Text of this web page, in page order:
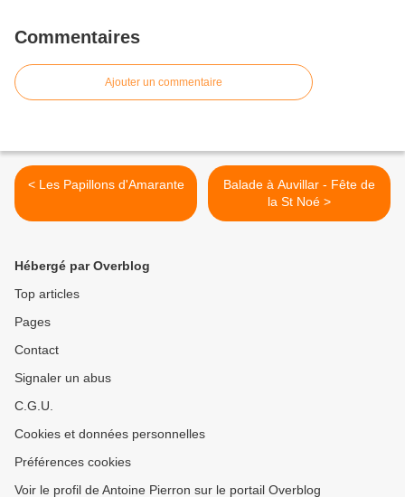
Commentaires
Ajouter un commentaire
< Les Papillons d'Amarante
Balade à Auvillar - Fête de
la St Noé >
Hébergé par Overblog
Top articles
Pages
Contact
Signaler un abus
C.G.U.
Cookies et données personnelles
Préférences cookies
Voir le profil de Antoine Pierron sur le portail Overblog